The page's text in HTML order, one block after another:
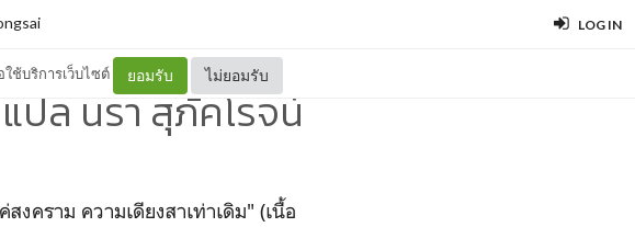
LOG IN
ใช้บริการเว็บไซต์ ยอมรับ ไม่ยอมรับ
ปล นรา สุภัคโรจน์
งคราม ความเดียงสาเท่าเดิม" (เนื้อ